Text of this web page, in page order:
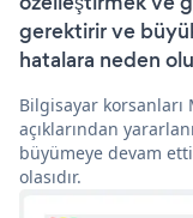
gerektirir ve
hatalara neden
Bilgisayar
açıklarından
büyümeye devam
olasıdır.